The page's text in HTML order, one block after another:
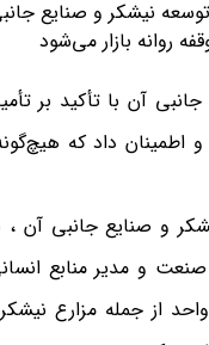
آن با تأکید بر
داد که هیچ‌گونه
و صنایع جانبی آن ،
صنعت و مدیر منابع
از جمله مزارع